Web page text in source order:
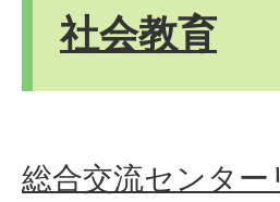
社会教育
総合交流センター